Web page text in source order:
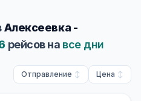
Алексеевка -
рейсов на все дни
Отправление Цена